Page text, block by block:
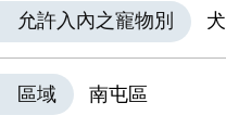
允許入內之寵物別
區域 南屯區